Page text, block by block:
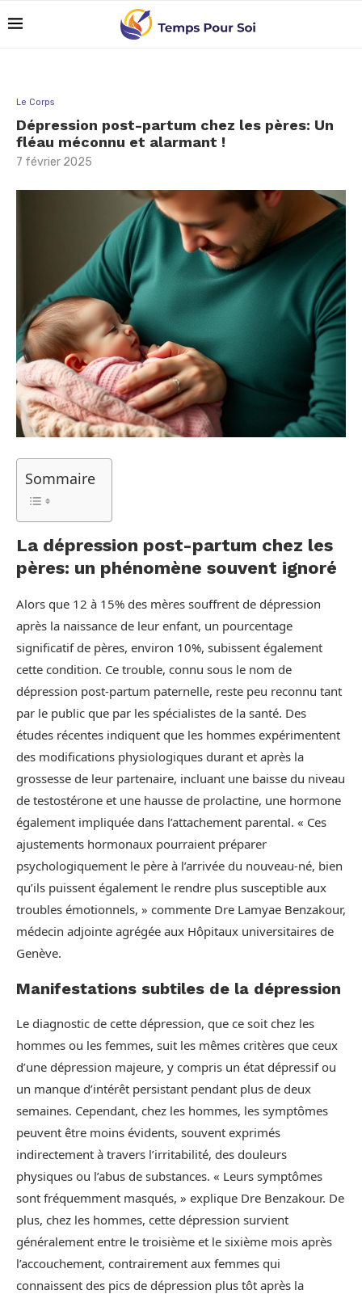
Le Corps
Dépression post-partum chez les pères: Un
fléau méconnu et alarmant !
7 février 2025
Sommaire
La dépression post-partum chez les
pères: un phénomène souvent ignoré
Alors que 12 à 15% des mères souffrent de dépression
après la naissance de leur enfant, un pourcentage
significatif de pères, environ 10%, subissent également
cette condition. Ce trouble, connu sous le nom de
dépression post-partum paternelle, reste peu reconnu tant
par le public que par les spécialistes de la santé. Des
études récentes indiquent que les hommes expérimentent
des modifications physiologiques durant et après la
grossesse de leur partenaire, incluant une baisse du niveau
de testostérone et une hausse de prolactine, une hormone
également impliquée dans l’attachement parental. « Ces
ajustements hormonaux pourraient préparer
psychologiquement le père à l’arrivée du nouveau-né, bien
qu’ils puissent également le rendre plus susceptible aux
troubles émotionnels, » commente Dre Lamyae Benzakour,
médecin adjointe agrégée aux Hôpitaux universitaires de
Genève.
Manifestations subtiles de la dépression
Le diagnostic de cette dépression, que ce soit chez les
hommes ou les femmes, suit les mêmes critères que ceux
d’une dépression majeure, y compris un état dépressif ou
un manque d’intérêt persistant pendant plus de deux
semaines. Cependant, chez les hommes, les symptômes
peuvent être moins évidents, souvent exprimés
indirectement à travers l’irritabilité, des douleurs
physiques ou l’abus de substances. « Leurs symptômes
sont fréquemment masqués, » explique Dre Benzakour. De
plus, chez les hommes, cette dépression survient
généralement entre le troisième et le sixième mois après
l’accouchement, contrairement aux femmes qui
connaissent des pics de dépression plus tôt après la